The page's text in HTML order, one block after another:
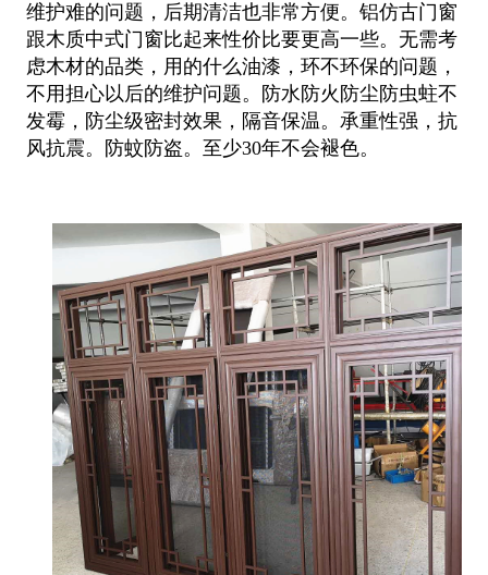
维护难的问题，后期清洁也非常方便。 铝仿古门窗
跟木质中式门窗比起来性价比要更高一些。无需考
虑木材的品类，用的什么油漆，环不环保的问题，
不用担心以后的维护问 题。防水防火防尘防虫蛀不
发霉，防尘级密封效果，隔音保温。承重性强，抗
风抗震。防蚊防盗。至少30年不会褪色。